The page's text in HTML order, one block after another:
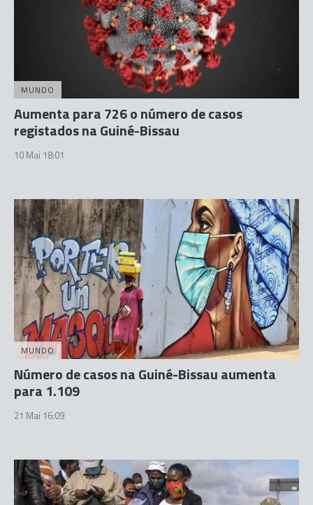
MUNDO
Aumenta para 726 o número de casos
registados na Guiné-Bissau
10 Mai 18:01
MUNDO
Número de casos na Guiné-Bissau aumenta
para 1.109
21 Mai 16:09